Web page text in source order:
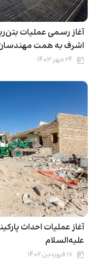
آغاز رسمی عملیات
اشرف به همت
۲۴ مهر ۱۴۰۳
آغاز عملیات احداث
علیه‌السلام
۱۷ فروردین ۱۴۰۲